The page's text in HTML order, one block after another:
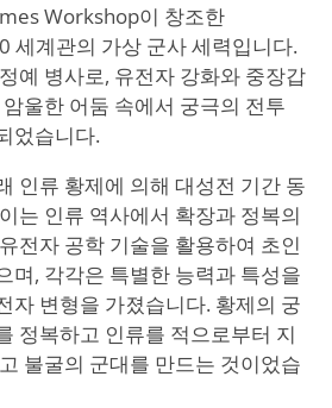
Workshop이 창조한
계관의 가상 군사 세력입니다.
예 병사로, 유전자 강화와 중장갑
울한 어둠 속에서 궁극의 전투
었습니다.
인류 황제에 의해 대성전 기간 동
는 인류 역사에서 확장과 정복의
전자 공학 기술을 활용하여 초인
며, 각각은 특별한 능력과 특성을
자 변형을 가졌습니다. 황제의 궁
정복하고 인류를 적으로부터 지
불굴의 군대를 만드는 것이었습